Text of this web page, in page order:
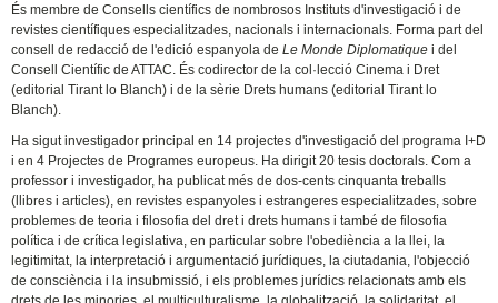
És membre de Consells científics de nombrosos Instituts d'investigació i de
revistes científiques especialitzades, nacionals i internacionals. Forma part del
consell de redacció de l'edició espanyola de Le Monde Diplomatique i del
Consell Científic de ATTAC. És codirector de la col·lecció Cinema i Dret
(editorial Tirant lo Blanch) i de la sèrie Drets humans (editorial Tirant lo
Blanch).
Ha sigut investigador principal en 14 projectes d'investigació del programa I+D
i en 4 Projectes de Programes europeus. Ha dirigit 20 tesis doctorals. Com a
professor i investigador, ha publicat més de dos-cents cinquanta treballs
(llibres i articles), en revistes espanyoles i estrangeres especialitzades, sobre
problemes de teoria i filosofia del dret i drets humans i també de filosofia
política i de crítica legislativa, en particular sobre l'obediència a la llei, la
legitimitat, la interpretació i argumentació jurídiques, la ciutadania, l'objecció
de consciència i la insubmissió, i els problemes jurídics relacionats amb els